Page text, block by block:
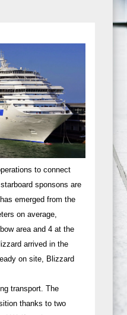
to connect
sponsons are
emerged from the
on average,
area and 4 at the
arrived in the
on site, Blizzard
transport. The
thanks to two